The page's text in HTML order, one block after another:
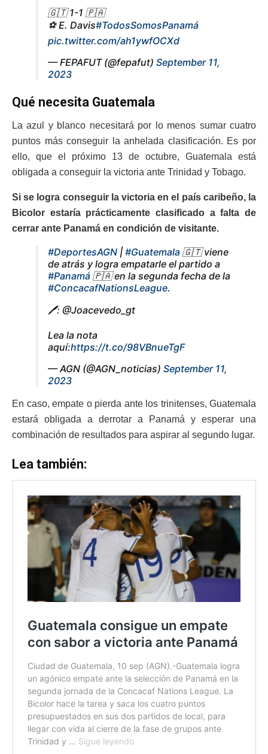
🇬🇹 1-1 🇵🇦
⚽️ E. Davis#TodosSomosPanamá
pic.twitter.com/ah1ywfOCXd
— FEPAFUT (@fepafut) September 11,
2023
Qué necesita Guatemala
La azul y blanco necesitará por lo menos sumar cuatro
puntos más conseguir la anhelada clasificación. Es por
ello, que el próximo 13 de octubre, Guatemala está
obligada a conseguir la victoria ante Trinidad y Tobago.
Si se logra conseguir la victoria en el país caribeño, la
Bicolor estaría prácticamente clasificado a falta de
cerrar ante Panamá en condición de visitante.
#DeportesAGN | #Guatemala 🇬🇹 viene
de atrás y logra empatarle el partido a
#Panamá 🇵🇦 en la segunda fecha de la
#ConcacafNationsLeague.
🖊️: @Joacevedo_gt
Lea la nota
aquí:https://t.co/98VBnueTgF
— AGN (@AGN_noticias) September 11,
2023
En caso, empate o pierda ante los trinitenses, Guatemala
estará obligada a derrotar a Panamá y esperar una
combinación de resultados para aspirar al segundo lugar.
Lea también: